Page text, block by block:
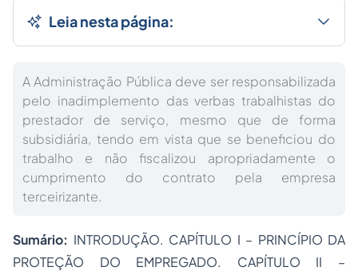
Leia nesta página:
A Administração Pública deve ser responsabilizada
pelo inadimplemento das verbas trabalhistas do
prestador de serviço, mesmo que de forma
subsidiária, tendo em vista que se beneficiou do
trabalho e não fiscalizou apropriadamente o
cumprimento do contrato pela empresa
terceirizante.
Sumário: INTRODUÇÃO. CAPÍTULO I – PRINCÍPIO DA
PROTEÇÃO DO EMPREGADO. CAPÍTULO II –